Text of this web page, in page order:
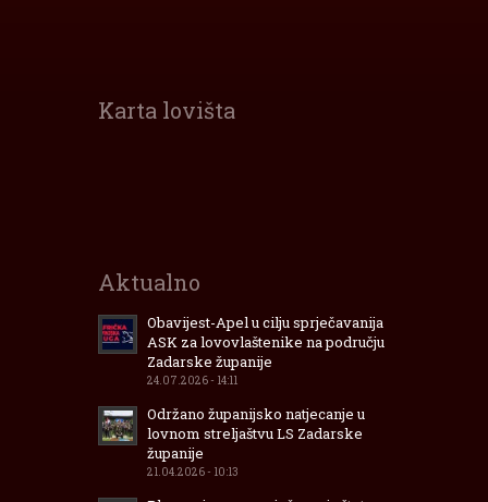
Karta lovišta
Aktualno
Obavijest-Apel u cilju sprječavanija
ASK za lovovlaštenike na području
Zadarske županije
24.07.2026 - 14:11
Održano županijsko natjecanje u
lovnom streljaštvu LS Zadarske
županije
21.04.2026 - 10:13